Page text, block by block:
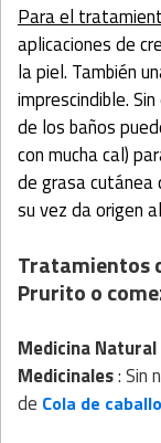
Para el
aplicaciones de
la piel. También
imprescindible.
de los baños
con mucha cal)
de grasa cutánea
su vez da origen
Tratamientos
Prurito o
Medicina
Medicinales: Sin
de Cola de caballo